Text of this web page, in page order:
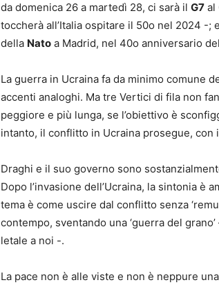
da domenica 26 a martedì 28, ci sarà il G7 al
toccherà all’Italia ospitare il 50o nel 2024 -
della Nato a Madrid, nel 40o anniversario
La guerra in Ucraina fa da minimo comune
accenti analoghi. Ma tre Vertici di fila non
peggiore e più lunga, se l’obiettivo è
intanto, il conflitto in Ucraina prosegue, con
Draghi e il suo governo sono
Dopo l’invasione dell’Ucraina, la sintonia è
tema è come uscire dal conflitto senza
contempo, sventando una ‘guerra del
letale a noi -.
La pace non è alle viste e non è neppure